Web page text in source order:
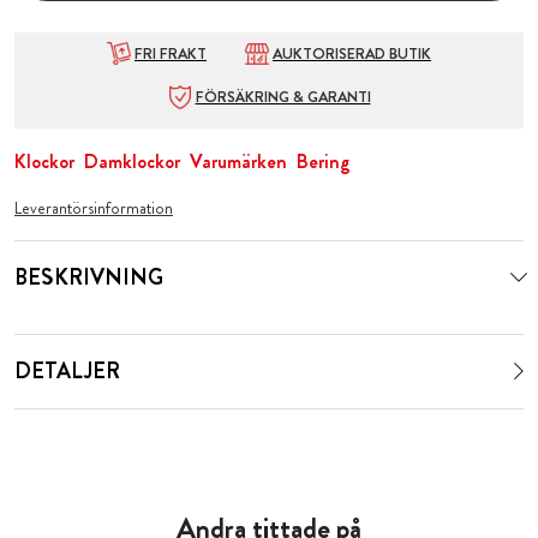
FRI FRAKT
AUKTORISERAD BUTIK
FÖRSÄKRING & GARANTI
Klockor Damklockor Varumärken Bering
Leverantörsinformation
BESKRIVNING
DETALJER
Andra tittade på